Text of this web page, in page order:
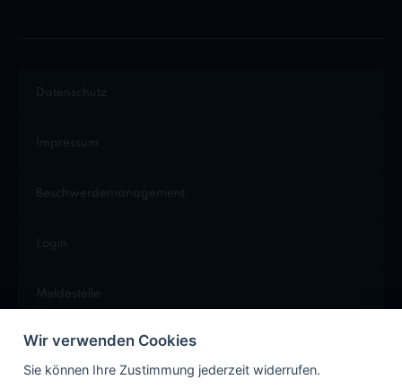
Datenschutz
Impressum
Beschwerdemanagement
Login
Meldestelle
Cookie Einstellungen
Wir verwenden Cookies
Sie können Ihre Zustimmung jederzeit widerrufen.